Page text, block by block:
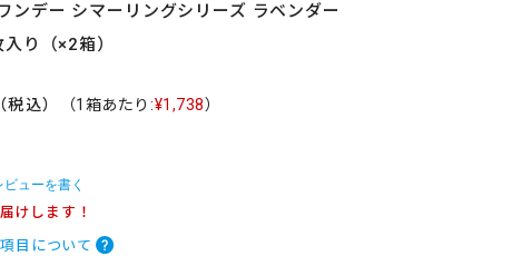
ンデー シマーリングシリーズ ラベンダー
り（×2箱）
（税込） （1箱あたり:¥1,738）
ビューを書く
けします！
目について